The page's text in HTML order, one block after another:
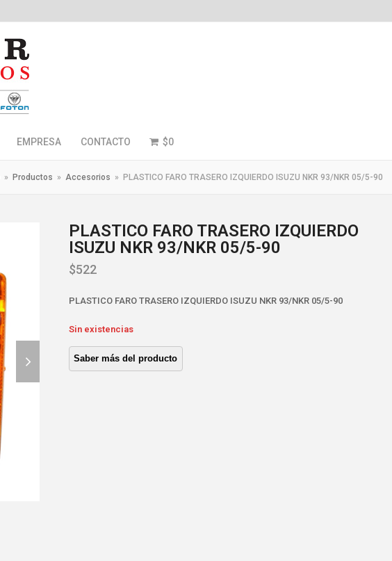
EMPRESA CONTACTO $0
» Productos » Accesorios » PLASTICO FARO TRASERO IZQUIERDO ISUZU NKR 93/NKR 05/5-90
slide
PLASTICO FARO TRASERO IZQUIERDO
ISUZU NKR 93/NKR 05/5-90
$522
PLASTICO FARO TRASERO IZQUIERDO ISUZU NKR 93/NKR 05/5-90
Sin existencias